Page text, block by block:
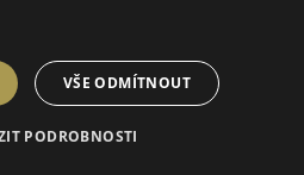
VŠE ODMÍTNOUT
PODROBNOSTI